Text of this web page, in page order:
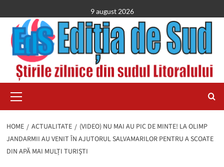
to
content
9 august 2026
Menu
HOME ACTUALITATE
(VIDEO) NU MAI AU PIC DE MINTE! LA OLIMP
JANDARMII AU VENIT ÎN AJUTORUL SALVAMARILOR PENTRU A SCOATE
DIN APĂ MAI MULȚI TURIȘTI